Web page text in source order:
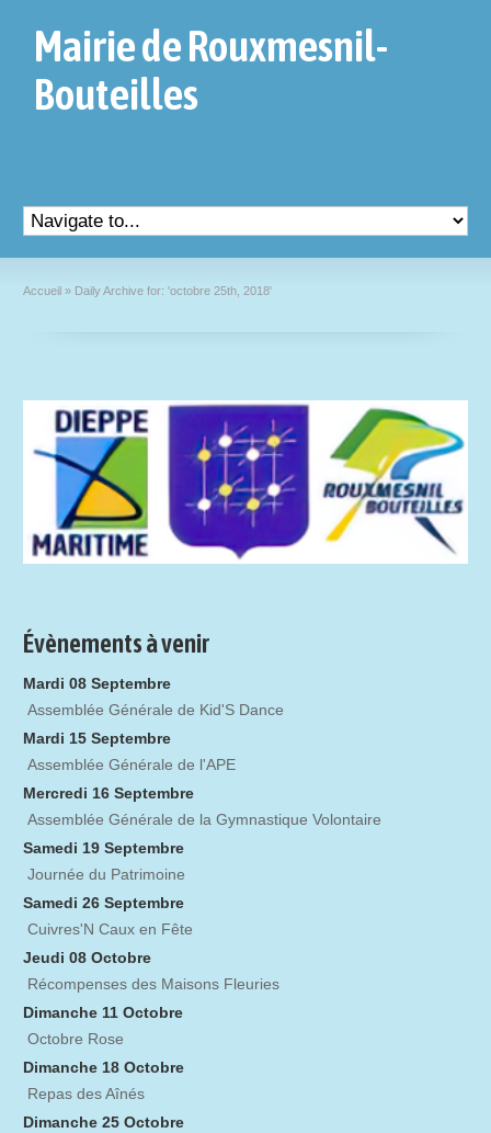
Mairie de Rouxmesnil-
Bouteilles
Accueil » Daily Archive for: 'octobre 25th, 2018'
Évènements à venir
Mardi 08 Septembre
Assemblée Générale de Kid'S Dance
Mardi 15 Septembre
Assemblée Générale de l'APE
Mercredi 16 Septembre
Assemblée Générale de la Gymnastique Volontaire
Samedi 19 Septembre
Journée du Patrimoine
Samedi 26 Septembre
Cuivres'N Caux en Fête
Jeudi 08 Octobre
Récompenses des Maisons Fleuries
Dimanche 11 Octobre
Octobre Rose
Dimanche 18 Octobre
Repas des Aînés
Dimanche 25 Octobre